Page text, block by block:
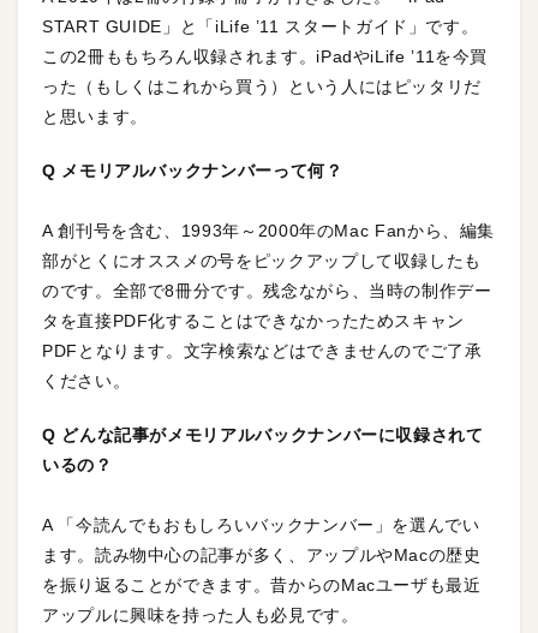
START GUIDE」と「iLife ’11 スタートガイド」です。
この2冊ももちろん収録されます。iPadやiLife ’11を今買
った（もしくはこれから買う）という人にはピッタリだ
と思います。
Q メモリアルバックナンバーって何？
A 創刊号を含む、1993年～2000年のMac Fanから、編集
部がとくにオススメの号をピックアップして収録したも
のです。全部で8冊分です。残念ながら、当時の制作デー
タを直接PDF化することはできなかったためスキャン
PDFとなります。文字検索などはできませんのでご了承
ください。
Q どんな記事がメモリアルバックナンバーに収録されて
いるの？
A 「今読んでもおもしろいバックナンバー」を選んでい
ます。読み物中心の記事が多く、アップルやMacの歴史
を振り返ることができます。昔からのMacユーザも最近
アップルに興味を持った人も必見です。